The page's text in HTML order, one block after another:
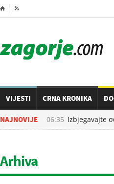
⌂ 
VIJESTI CRNA KRONIKA
NAJNOVIJE
u 06:35 Izbjegavajte
Arhiva